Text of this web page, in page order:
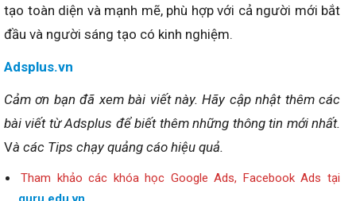
tạo toàn diện và mạnh mẽ, phù hợp với cả người mới bắt
đầu và người sáng tạo có kinh nghiệm.
Adsplus.vn
Cảm ơn bạn đã xem bài viết này. Hãy cập nhật thêm các
bài viết từ Adsplus để biết thêm những thông tin mới nhất.
Và các Tips chạy quảng cáo hiệu quả.
Tham khảo các khóa học Google Ads, Facebook Ads tại